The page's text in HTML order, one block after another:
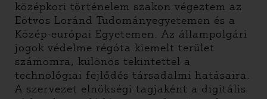
középkori történelem szakon végeztem az
Eötvös Loránd Tudományegyetemen és a
Közép-európai Egyetemen. Az állampolgári
jogok védelme régóta kiemelt terület
számomra, különös tekintettel a
technológiai fejlődés társadalmi hatásaira.
A szervezet elnökségi tagjaként a digitális